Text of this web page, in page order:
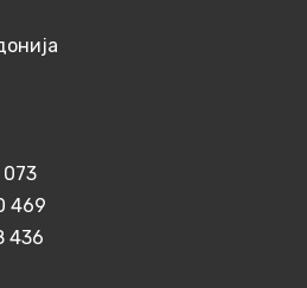
469
436